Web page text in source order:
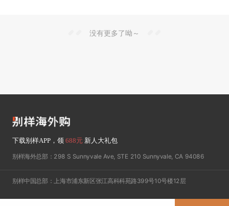
没有更多了呦～
下载别样APP，领 688元新人大礼包
别样海外总部：298 S Sunnyvale Ave, STE 210 Sunnyvale, CA 94086
别样中国总部：上海市浦东新区张江高科科苑路399号10号楼12层